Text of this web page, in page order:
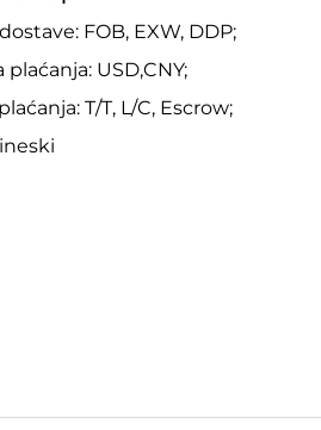
FOB, EXW, DDP;
USD,CNY;
T/T, L/C, Escrow;